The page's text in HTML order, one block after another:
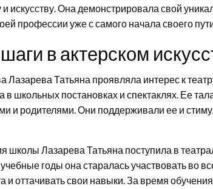
и искусству. Она демонстрировала свой
профессии уже с самого начала своего
в актерском
Лазарева Татьяна проявляла интерес к
в школьных постановках и спектаклях. Ее
и родителями. Они поддерживали ее и
школы Лазарева Татьяна поступила в
годы она старалась участвовать во
и оттачивать свои навыки. За время